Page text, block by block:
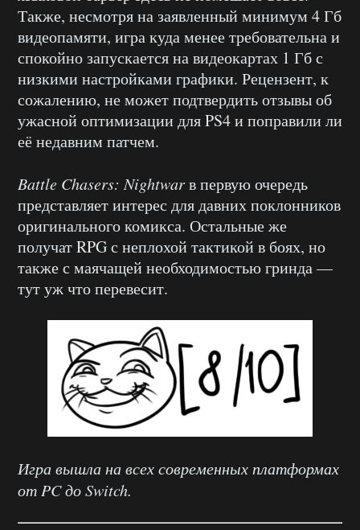
Также, несмотря на заявленный минимум 4 Гб
видеопамяти, игра куда менее требовательна и
спокойно запускается на видеокартах 1 Гб с
низкими настройками графики. Рецензент, к
сожалению, не может подтвердить отзывы об
ужасной оптимизации для PS4 и поправили ли
её недавним патчем.
Battle Chasers: Nightwarв первую очередь
представляет интерес для давних поклонников
оригинального комикса. Остальные же
получат RPG с неплохой тактикой в боях, но
также с маячащей необходимостью гринда —
тут уж что перевесит.
Игра вышла на всех современных платформах
от PC до Switch.